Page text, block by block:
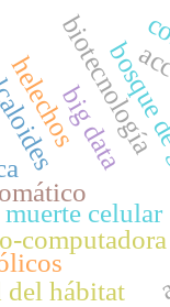
big data
computadora
biotecnología
muerte celular
helechos
del hábitat